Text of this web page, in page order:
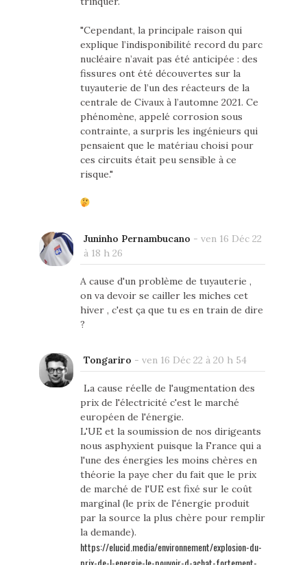
"Cependant, la principale raison qui
explique l’indisponibilité record du parc
nucléaire n’avait pas été anticipée : des
fissures ont été découvertes sur la
tuyauterie de l’un des réacteurs de la
centrale de Civaux à l’automne 2021. Ce
phénomène, appelé corrosion sous
contrainte, a surpris les ingénieurs qui
pensaient que le matériau choisi pour
ces circuits était peu sensible à ce
risque."
Juninho Pernambucano - ven 16 Déc 22
à 18 h 26
A cause d'un problème de tuyauterie ,
on va devoir se cailler les miches cet
hiver , c'est ça que tu es en train de dire
?
Tongariro - ven 16 Déc 22 à 20 h 54
La cause réelle de l'augmentation des
prix de l'électricité c'est le marché
européen de l'énergie.
L'UE et la soumission de nos dirigeants
nous asphyxient puisque la France qui a
l'une des énergies les moins chères en
théorie la paye cher du fait que le prix
de marché de l'UE est fixé sur le coût
marginal (le prix de l'énergie produit
par la source la plus chère pour remplir
la demande).
https://elucid.media/environnement/explosion-du-